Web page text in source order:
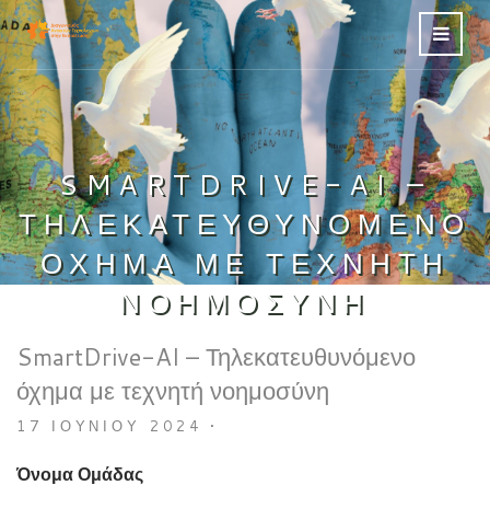
SMARTDRIVE-AI –
ΤΗΛΕΚΑΤΕΥΘΥΝΌΜΕΝΟ
ΌΧΗΜΑ ΜΕ ΤΕΧΝΗΤΉ
ΝΟΗΜΟΣΎΝΗ
SmartDrive-AI – Τηλεκατευθυνόμενο
όχημα με τεχνητή νοημοσύνη
17 ΙΟΥΝΊΟΥ 2024 •
Όνομα Ομάδας